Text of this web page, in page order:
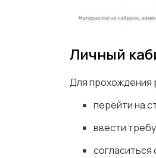
Личный
Для прохождения
перейти на
ввести
согласиться